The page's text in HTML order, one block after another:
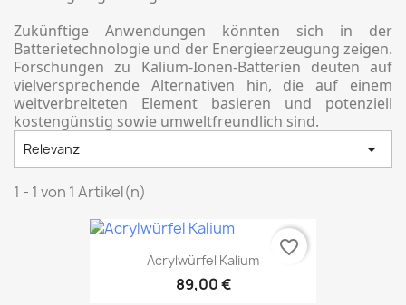
Zukünftige Anwendungen könnten sich in der
Batterietechnologie und der Energieerzeugung zeigen.
Forschungen zu Kalium-Ionen-Batterien deuten auf
vielversprechende Alternativen hin, die auf einem
weitverbreiteten Element basieren und potenziell
kostengünstig sowie umweltfreundlich sind.
Relevanz 
1 - 1 von 1 Artikel(n)
Acrylwürfel Kalium
89,00 €
favorite_border